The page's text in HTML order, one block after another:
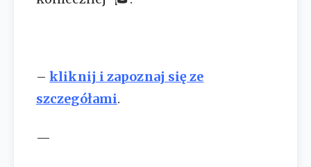
–kliknij i zapoznaj się ze
szczegółami.
—